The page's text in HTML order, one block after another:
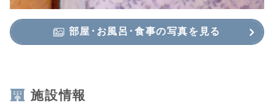
部屋･お風呂･食事の写真を見る
施設情報